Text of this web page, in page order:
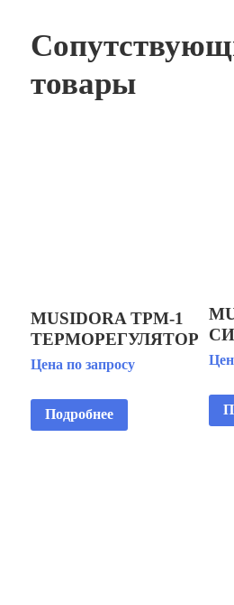
товары
MUSIDORA ТРМ-1
ТЕРМОРЕГУЛЯТОР
ДЛЯ
ШКАФОВ
Цена по запросу
Подробнее